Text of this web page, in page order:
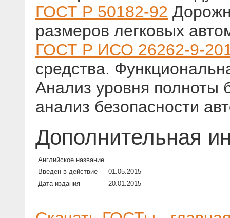
ГОСТ Р 50182-92
размеров легковых
ГОСТ Р ИСО 26262-9-
средства.
Анализ уровня полноты
анализ безопасности
Дополнительная
Английское название
Введен в действие
01.05.2015
Дата издания
20.01.2015